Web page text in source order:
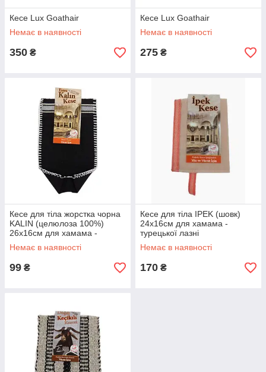
Кесе Lux Goathair
Немає в наявності
350 ₴
Кесе Lux Goathair
Немає в наявності
275 ₴
Кесе для тіла жорстка чорна
KALIN (целюлоза 100%)
26х16см для хамама -
турецької лазні
Немає в наявності
99 ₴
Кесе для тіла IPEK (шовк)
24х16см для хамама -
турецької лазні
Немає в наявності
170 ₴